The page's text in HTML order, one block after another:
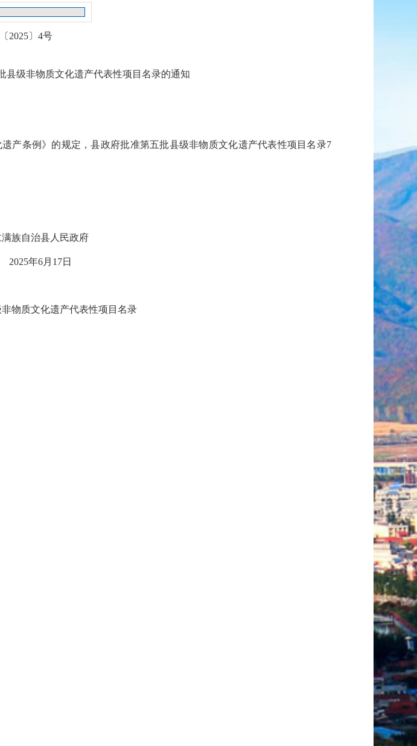
2025〕4号
县级非物质文化遗产代表性项目名录的通知
产条例》的规定，县政府批准第五批县级非物质文化遗产代表性项目名录7
自治县人民政府
年6月17日
物质文化遗产代表性项目名录